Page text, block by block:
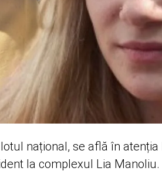
național, se află în
la complexul Lia